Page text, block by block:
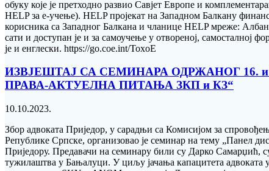
обуку које је претходно развио Савјет Европе и
HELP за е-учење). HELP пројекат на Западном Балкану
корисника са Западног Балкана и чланице HELP мреже:
сати и доступан је и за самоучење у отвореној, самосталној
је и енглески. https://go.coe.int/ToxoE
ИЗВЈЕШТАЈ СА СЕМИНАРА ОДРЖАНОГ 16.
ПРАВА-АКТУЕЛНА ПИТАЊА ЗКП и КЗ“
10.10.2023.
Збор адвоката Приједор, у сарадњи са Комисијом за
Републике Српске, организовао је семинар на тему „Панел
Приједору. Предавачи на семинару били су Дарко
тужилаштва у Бањалуци. У циљу јачања капацитета адвоката